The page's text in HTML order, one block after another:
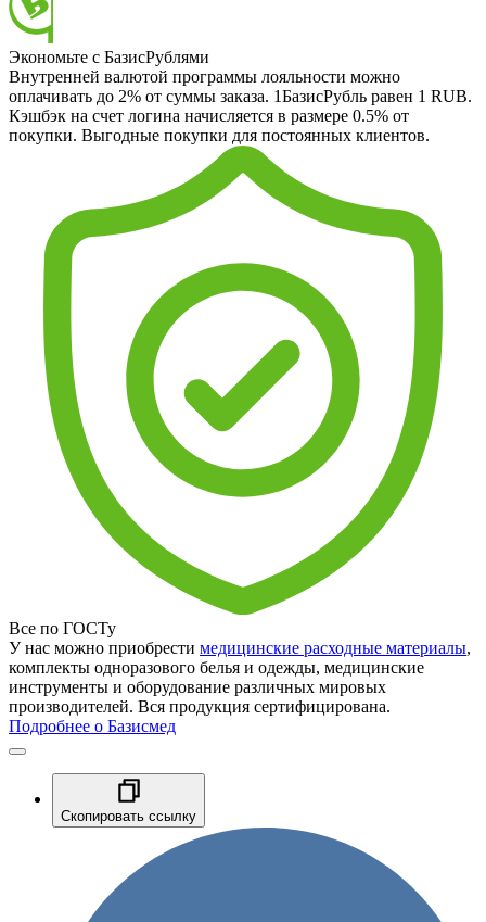
Экономьте с БазисРублями
Внутренней валютой программы лояльности можно
оплачивать до 2% от суммы заказа. 1БазисРубль равен 1 RUB.
Кэшбэк на счет логина начисляется в размере 0.5% от
покупки. Выгодные покупки для постоянных клиентов.
Все по ГОСТу
У нас можно приобрести медицинские расходные материалы,
комплекты одноразового белья и одежды, медицинские
инструменты и оборудование различных мировых
производителей. Вся продукция сертифицирована.
Подробнее о Базисмед
Скопировать ссылку